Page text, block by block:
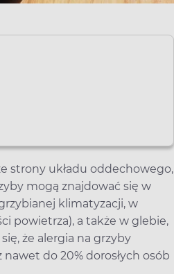
strony układu oddechowego,
mogą znajdować się w
klimatyzacji, w
powietrza), a także w glebie,
że alergia na grzyby
do 20% dorosłych osób